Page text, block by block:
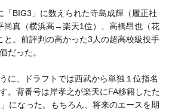
BIG3」に数えられた寺島成輝（履正社
真（横浜高→楽天1位）、高橋昂也（花
。前評判の高かった3人の超高校級投手
だった。
に、ドラフトでは西武から単独１位指名
。背番号は岸孝之が楽天にFA移籍したた
になった。もちろん、将来のエースを期